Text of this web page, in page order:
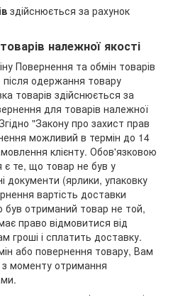
здійснюється за рахунок
належної якості
Повернення та обмін товарів
одержання товару
товарів здійснюється за
для товарів належної
"Закону про захист прав
можливий в термін до 14
клієнту. Обов'язковою
є те, що товар не був у
документи (ярлики, упаковку
вартість доставки
був отриманий товар не той,
право відмовитися від
гроші і сплатить доставку.
або повернення товару, Вам
з моменту отримання